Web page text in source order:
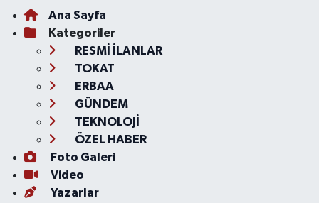
Ana Sayfa
Kategoriler
RESMİ İLANLAR
TOKAT
ERBAA
GÜNDEM
TEKNOLOJİ
ÖZEL HABER
Foto Galeri
Video
Yazarlar